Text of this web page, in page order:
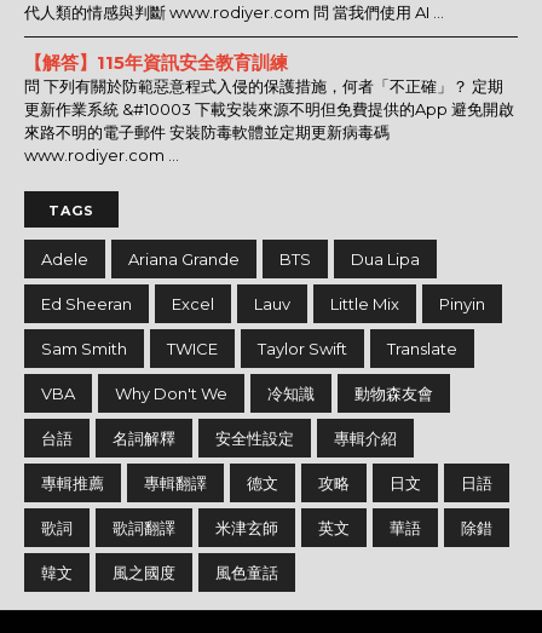
代人類的情感與判斷 www.rodiyer.com 問 當我們使用 AI ...
【解答】115年資訊安全教育訓練
問 下列有關於防範惡意程式入侵的保護措施，何者「不正確」？ 定期
更新作業系統 &#10003 下載安裝來源不明但免費提供的App 避免開啟
來路不明的電子郵件 安裝防毒軟體並定期更新病毒碼
www.rodiyer.com ...
TAGS
Adele Ariana Grande BTS Dua Lipa
Ed Sheeran Excel Lauv Little Mix Pinyin
Sam Smith TWICE Taylor Swift Translate
VBA Why Don't We 冷知識 動物森友會
台語 名詞解釋 安全性設定 專輯介紹
專輯推薦 專輯翻譯 德文 攻略 日文 日語
歌詞 歌詞翻譯 米津玄師 英文 華語 除錯
韓文 風之國度 風色童話